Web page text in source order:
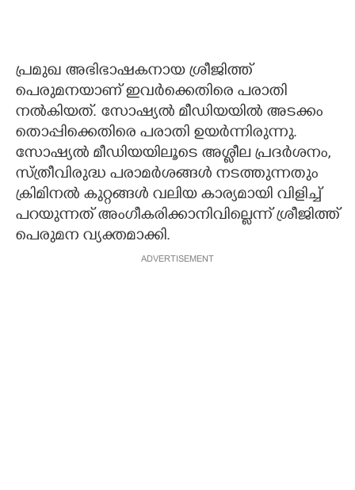
പ്രമുഖ അഭിഭാഷകനായ ശ്രീജിത്ത്
പെരുമനയാണ് ഇവർക്കെതിരെ പരാതി
നൽകിയത്. സോഷ്യൽ മീഡിയയിൽ അടക്കം
തൊപ്പിക്കെതിരെ പരാതി ഉയർന്നിരുന്നു.
സോഷ്യൽ മീഡിയയിലൂടെ അശ്ലീല പ്രദർശനം,
സ്ത്രീവിരുദ്ധ പരാമർശങ്ങൾ നടത്തുന്നതും
ക്രിമിനൽ കുറ്റങ്ങൾ വലിയ കാര്യമായി വിളിച്ച്
പറയുന്നത് അംഗീകരിക്കാനിവില്ലെന്ന് ശ്രീജിത്ത്
പെരുമന വ്യക്തമാക്കി.
ADVERTISEMENT